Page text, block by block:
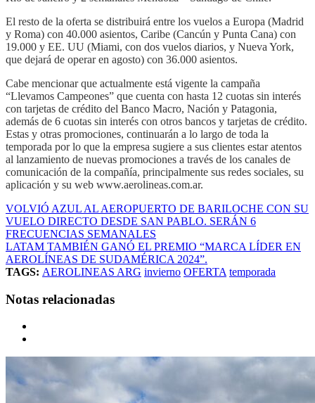
El resto de la oferta se distribuirá entre los vuelos a Europa (Madrid
y Roma) con 40.000 asientos, Caribe (Cancún y Punta Cana) con
19.000 y EE. UU (Miami, con dos vuelos diarios, y Nueva York,
que dejará de operar en agosto) con 36.000 asientos.
Cabe mencionar que actualmente está vigente la campaña
“Llevamos Campeones” que cuenta con hasta 12 cuotas sin interés
con tarjetas de crédito del Banco Macro, Nación y Patagonia,
además de 6 cuotas sin interés con otros bancos y tarjetas de crédito.
Estas y otras promociones, continuarán a lo largo de toda la
temporada por lo que la empresa sugiere a sus clientes estar atentos
al lanzamiento de nuevas promociones a través de los canales de
comunicación de la compañía, principalmente sus redes sociales, su
aplicación y su web www.aerolineas.com.ar.
VOLVIÓ AZUL AL AEROPUERTO DE BARILOCHE CON SU
VUELO DIRECTO DESDE SAN PABLO. SERÁN 6
FRECUENCIAS SEMANALES
LATAM TAMBIÉN GANÓ EL PREMIO “MARCA LÍDER EN
AEROLÍNEAS DE SUDAMÉRICA 2024”.
TAGS: AEROLINEAS ARG invierno OFERTA temporada
Notas relacionadas